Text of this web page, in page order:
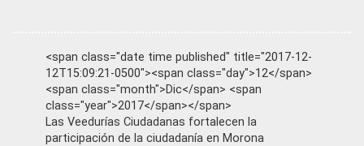
<span class="date time published" title="2017-12-
12T15:09:21-0500"><span class="day">12</span>
<span class="month">Dic</span> <span
class="year">2017</span></span>
Las Veedurías Ciudadanas fortalecen la
participación de la ciudadanía en Morona